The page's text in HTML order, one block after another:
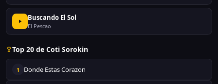
Buscando El Sol
El Pescao
Top 20 de Coti Sorokin
1 Donde Estas Corazon